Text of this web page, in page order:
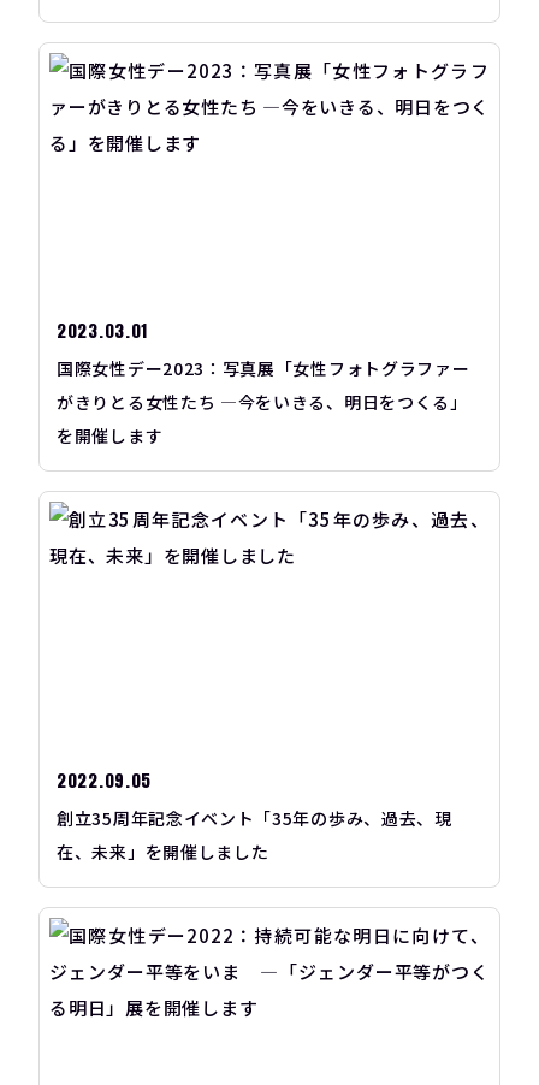
2023.03.01
国際女性デー2023：写真展「女性フォトグラファー
がきりとる女性たち ―今をいきる、明日をつくる」
を開催します
2022.09.05
創立35周年記念イベント「35年の歩み、過去、現
在、未来」を開催しました